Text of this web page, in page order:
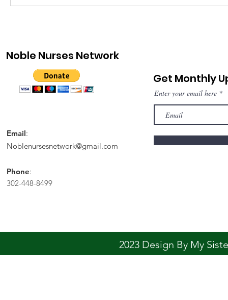
Noble Nurses Network
Email:
Noblenursesnetwork@gmail.com
Phone:
302-448-8499
Get Monthly
Enter your email here
2023 Design By My